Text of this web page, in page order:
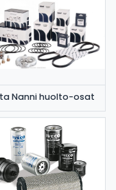
Nanni huolto-osat